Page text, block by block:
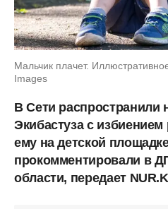
Мальчик плачет.
Images
В Сети распространили
Экибастуза с избиением
ему на детской
прокомментировали в
области, передает